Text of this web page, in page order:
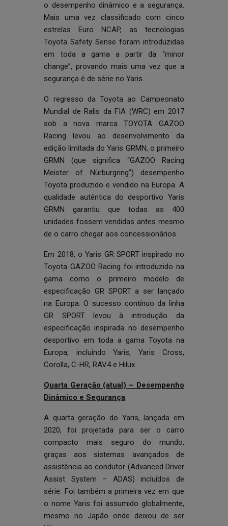
o desempenho dinâmico e a segurança.
Mais uma vez classificado com cinco
estrelas Euro NCAP, as tecnologias
Toyota Safety Sense foram introduzidas
em toda a gama a partir da “minor
change”, provando mais uma vez que a
segurança é de série no Yaris.
O regresso da Toyota ao Campeonato
Mundial de Ralis da FIA (WRC) em 2017
sob a nova marca TOYOTA GAZOO
Racing levou ao desenvolvimento da
edição limitada do Yaris GRMN, o primeiro
GRMN (que significa “GAZOO Racing
Meister of Nürburgring”) desempenho
Toyota produzido e vendido na Europa. A
qualidade autêntica do desportivo Yaris
GRMN garantiu que todas as 400
unidades fossem vendidas antes mesmo
de o carro chegar aos concessionários.
Em 2018, o Yaris GR SPORT inspirado no
Toyota GAZOO Racing foi introduzido na
gama como o primeiro modelo de
especificação GR SPORT a ser lançado
na Europa. O sucesso contínuo da linha
GR SPORT levou à introdução da
especificação inspirada no desempenho
desportivo em toda a gama Toyota na
Europa, incluindo Yaris, Yaris Cross,
Corolla, C-HR, RAV4 e Hilux.
Quarta Geração (atual) – Desempenho
Dinâmico e Segurança
A quarta geração do Yaris, lançada em
2020, foi projetada para ser o carro
compacto mais seguro do mundo,
graças aos sistemas avançados de
assistência ao condutor (Advanced Driver
Assist System – ADAS) incluídos de
série. Foi também a primeira vez em que
o nome Yaris foi assumido globalmente,
mesmo no Japão onde deixou de ser